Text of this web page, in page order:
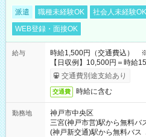
派遣 職種未経験OK 社会人未経験OK
WEB登録・面接OK
給与
時給1,500円（交通費込）
【日収例】10,500円＝時給
交通費別途支給あり
交通費 時給に含む
勤務地
神戸市中央区
三宮(神戸市営)駅から無料バ
(神戸新交通)駅から無料バス